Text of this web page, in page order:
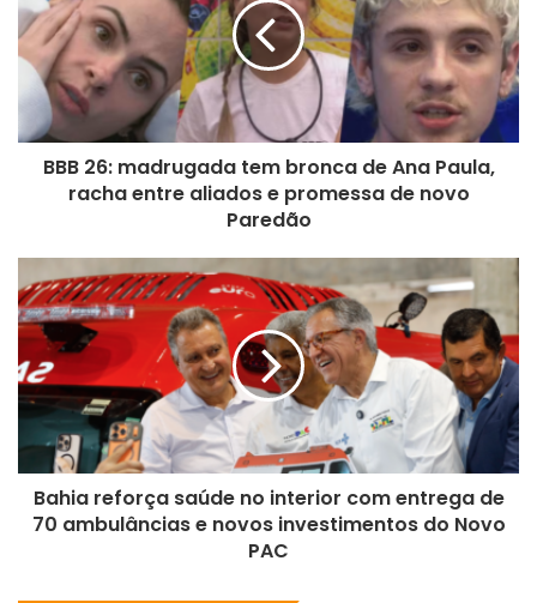
BBB 26: madrugada tem bronca de Ana Paula,
racha entre aliados e promessa de novo
Paredão
Bahia reforça saúde no interior com entrega de
70 ambulâncias e novos investimentos do Novo
PAC